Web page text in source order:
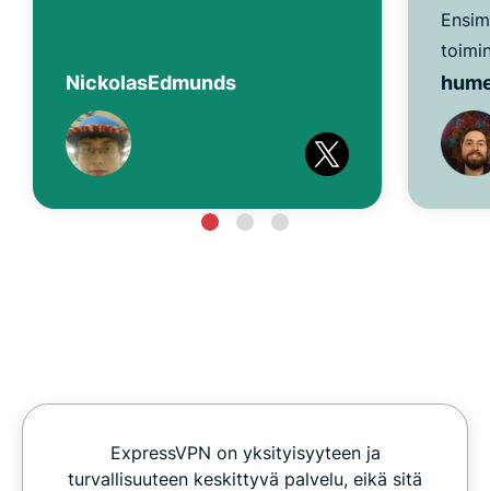
NickolasEdmunds
ExpressVPN on yksityisyyteen ja
turvallisuuteen keskittyvä palvelu, eikä sitä